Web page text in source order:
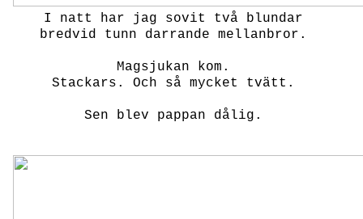
I natt har jag sovit två blundar
bredvid tunn darrande mellanbror.
Magsjukan kom.
Stackars. Och så mycket tvätt.
Sen blev pappan dålig.